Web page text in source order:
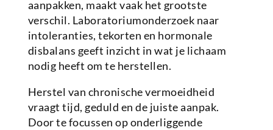
aanpakken, maakt vaak het grootste
verschil. Laboratoriumonderzoek naar
intoleranties, tekorten en hormonale
disbalans geeft inzicht in wat je lichaam
nodig heeft om te herstellen.
Herstel van chronische vermoeidheid
vraagt tijd, geduld en de juiste aanpak.
Door te focussen op onderliggende